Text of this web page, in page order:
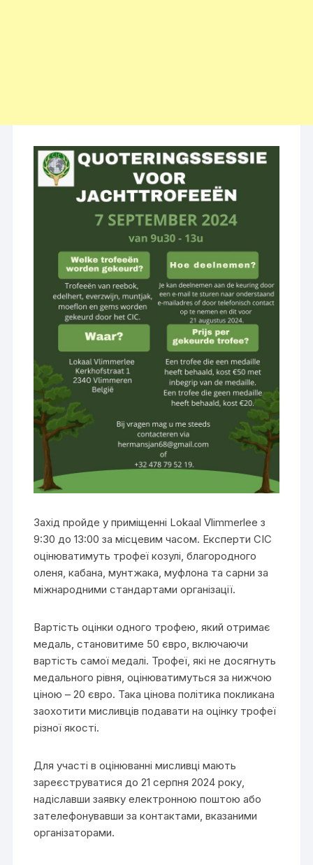
Захід пройде у приміщенні Lokaal Vlimmerlee з
9:30 до 13:00 за місцевим часом. Експерти CIC
оцінюватимуть трофеї козулі, благородного
оленя, кабана, мунтжака, муфлона та сарни за
міжнародними стандартами організації.
Вартість оцінки одного трофею, який отримає
медаль, становитиме 50 євро, включаючи
вартість самої медалі. Трофеї, які не досягнуть
медального рівня, оцінюватимуться за нижчою
ціною – 20 євро. Така цінова політика покликана
заохотити мисливців подавати на оцінку трофеї
різної якості.
Для участі в оцінюванні мисливці мають
зареєструватися до 21 серпня 2024 року,
надіславши заявку електронною поштою або
зателефонувавши за контактами, вказаними
організаторами.